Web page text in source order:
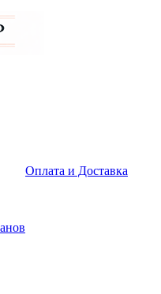
Оплата и Доставка